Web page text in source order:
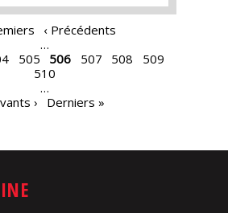
‹ Précédents
…
505 506 507 508
509
510
…
›
Derniers »